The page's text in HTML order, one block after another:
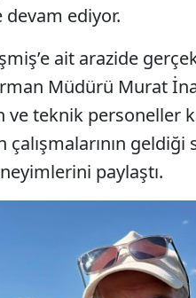
ediyor.
ait arazide
Müdürü Murat
ve teknik personeller
çalışmalarının
paylaştı.